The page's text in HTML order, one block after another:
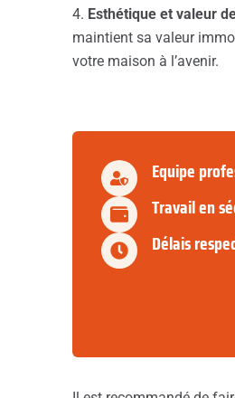
4. Esthétique et valeur
maintient sa valeur
votre maison à l’avenir.
Equipe
Travail en
Délais